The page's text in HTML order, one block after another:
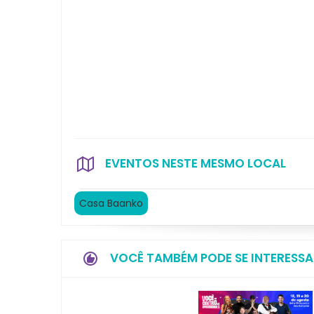
EVENTOS NESTE MESMO LOCAL
Casa Baanko
VOCÊ TAMBÉM PODE SE